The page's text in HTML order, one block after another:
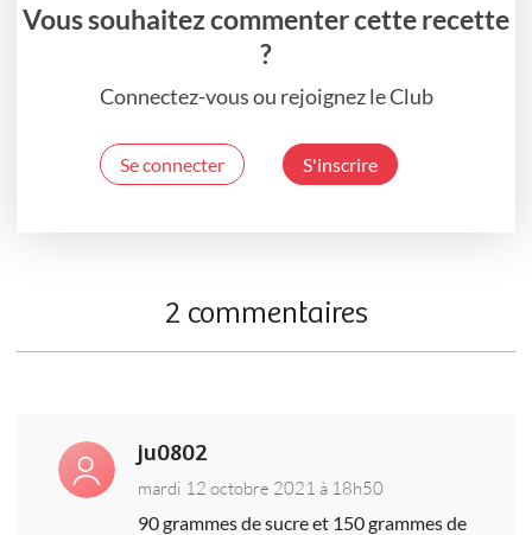
Vous souhaitez commenter cette recette
?
Connectez-vous ou rejoignez le Club
Se connecter S'inscrire
2 commentaires
ju0802
mardi 12 octobre 2021 à 18h50
90 grammes de sucre et 150 grammes de